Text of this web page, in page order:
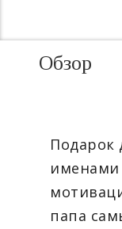
Обзор
Подарок
именами
папа